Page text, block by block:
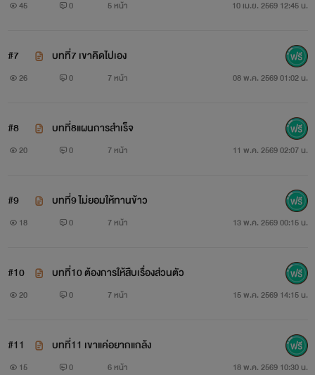
45 0 5 หน้า 10 เม.ย. 2569 12:45 น.
#7 บทที่7 เขาคิดไปเอง
26 0 7 หน้า 08 พ.ค. 2569 01:02 น.
#8 บทที่8แผนการสำเร็จ
20 0 7 หน้า 11 พ.ค. 2569 02:07 น.
#9 บทที่9 ไม่ยอมให้ทานข้าว
18 0 7 หน้า 13 พ.ค. 2569 00:15 น.
#10 บทที่10 ต้องการให้สืบเรื่องส่วนตัว
20 0 7 หน้า 15 พ.ค. 2569 14:15 น.
#11 บทที่11 เขาแค่อยากแกล้ง
15 0 6 หน้า 18 พ.ค. 2569 10:30 น.